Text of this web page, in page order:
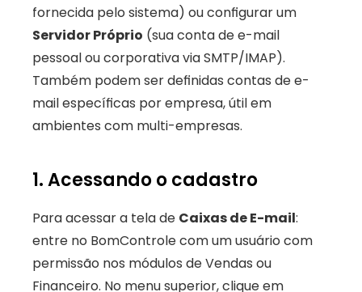
Servidor Próprio (sua conta de e-mail
pessoal ou corporativa via SMTP/IMAP).
Também podem ser definidas contas de e-
mail específicas por empresa, útil em
ambientes com multi-empresas.
1. Acessando o cadastro
Para acessar a tela de Caixas de E-mail:
entre no BomControle com um usuário com
permissão nos módulos de Vendas ou